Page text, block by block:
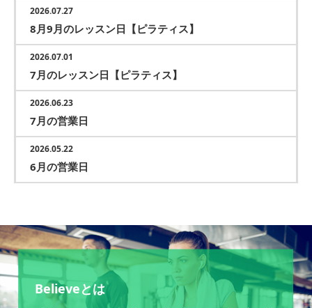
2026.07.27
8月9月のレッスン日【ピラティス】
2026.07.01
7月のレッスン日【ピラティス】
2026.06.23
7月の営業日
2026.05.22
6月の営業日
Believeとは